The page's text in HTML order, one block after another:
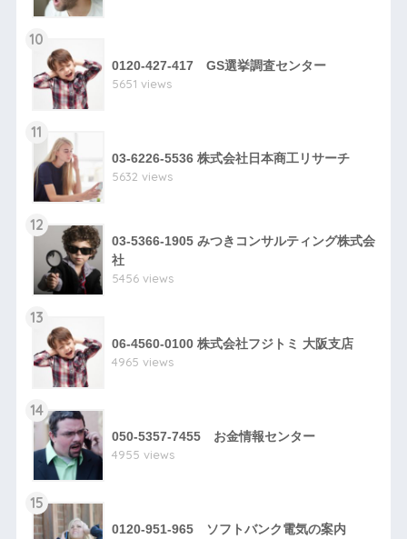
10
0120-427-417 GS選挙調査センター
5651 views
11
03-6226-5536 株式会社日本商工リサーチ
5632 views
12
03-5366-1905 みつきコンサルティング株式会
社
5456 views
13
06-4560-0100 株式会社フジトミ 大阪支店
4965 views
14
050-5357-7455 お金情報センター
4955 views
15
0120-951-965 ソフトバンク電気の案内